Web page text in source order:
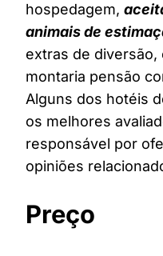
hospedagem,
animais de
extras de diversão,
montaria pensão
Alguns dos hotéis
os melhores
responsável por
opiniões
Preço